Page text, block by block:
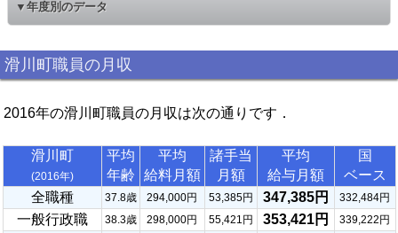
▼年度別のデータ
滑川町職員の月収
2016年の滑川町職員の月収は次の通りです．
滑川町
(2016年)
平均
年齢
平均
給料月額
諸手当
月額
平均
給与月額
国
ベース
全職種
37.8歳 294,000円 53,385円 347,385円 332,484円
一般行政職 38.3歳 298,000円 55,421円 353,421円 339,222円